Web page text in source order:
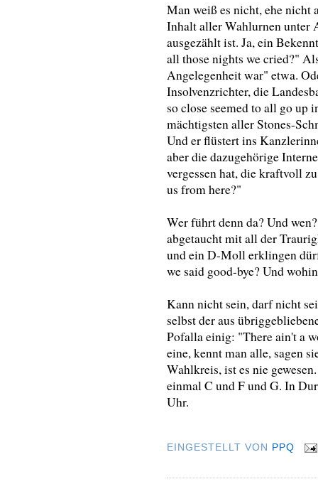
Man weiß es nicht, ehe nicht
Inhalt aller Wahlurnen unter
ausgezählt ist. Ja, ein
all those nights we cried?"
Angelegenheit war" etwa.
Insolvenzrichter, die
so close seemed to all go up
mächtigsten aller Stones-
Und er flüstert ins
aber die dazugehörige
vergessen hat, die kraftvoll
us from here?"
Wer führt denn da? Und
abgetaucht mit all der
und ein D-Moll erklingen
we said good-bye? Und
Kann nicht sein, darf nicht
selbst der aus
Pofalla einig: "There ain't a
eine, kennt man alle, sagen
Wahlkreis, ist es nie
einmal C und F und G. In
Uhr.
EINGESTELLT VON PPQ